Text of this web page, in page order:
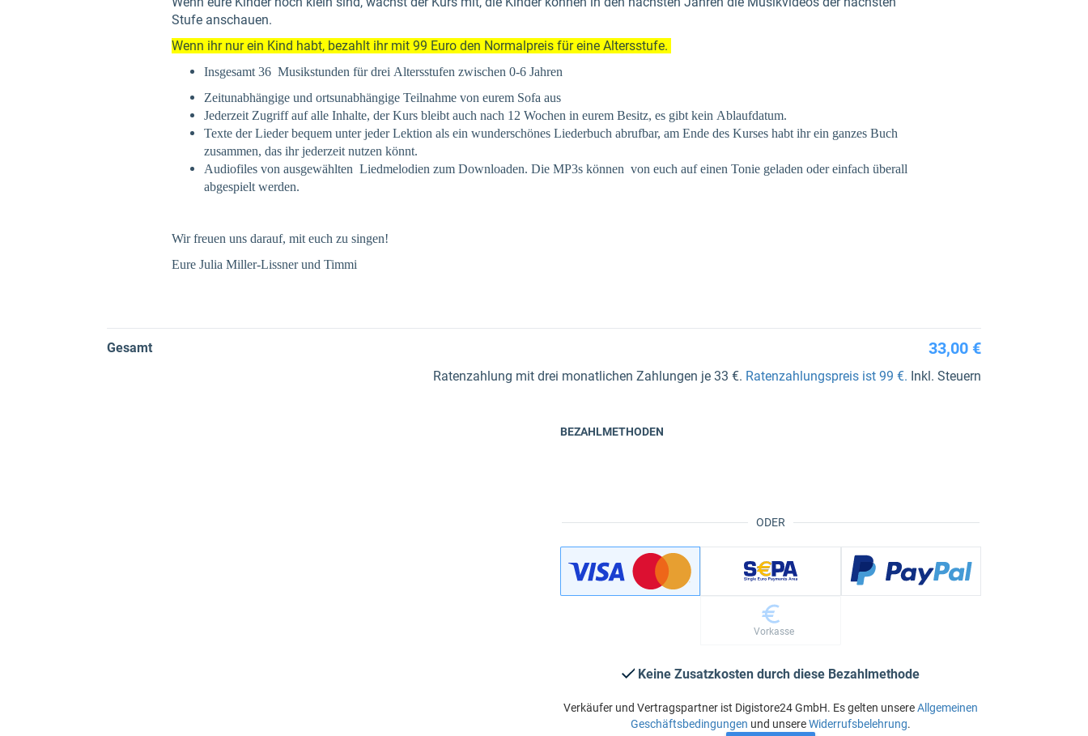
Stufe anschauen.
Wenn ihr nur ein Kind habt, bezahlt ihr mit 99 Euro den Normalpreis für eine Altersstufe.
Insgesamt 36 Musikstunden für drei Altersstufen zwischen 0-6 Jahren
Zeitunabhängige und ortsunabhängige Teilnahme von eurem Sofa aus
Jederzeit Zugriff auf alle Inhalte, der Kurs bleibt auch nach 12 Wochen in eurem Besitz, es gibt kein Ablaufdatum.
Texte der Lieder bequem unter jeder Lektion als ein wunderschönes Liederbuch abrufbar, am Ende des Kurses habt ihr ein ganzes Buch
zusammen, das ihr jederzeit nutzen könnt.
Audiofiles von ausgewählten Liedmelodien zum Downloaden. Die MP3s können von euch auf einen Tonie geladen oder einfach überall
abgespielt werden.
Wir freuen uns darauf, mit euch zu singen!
Eure Julia Miller-Lissner und Timmi
Gesamt 33,00 €
Ratenzahlung mit drei monatlichen Zahlungen je 33 €. Ratenzahlungspreis ist 99 €. Inkl. Steuern
ODER
BEZAHLMETHODEN
Vorkasse
Keine Zusatzkosten durch diese Bezahlmethode
Verkäufer und Vertragspartner ist Digistore24 GmbH. Es gelten unsereAllgemeinen
Geschäftsbedingungen und unsereWiderrufsbelehrung.